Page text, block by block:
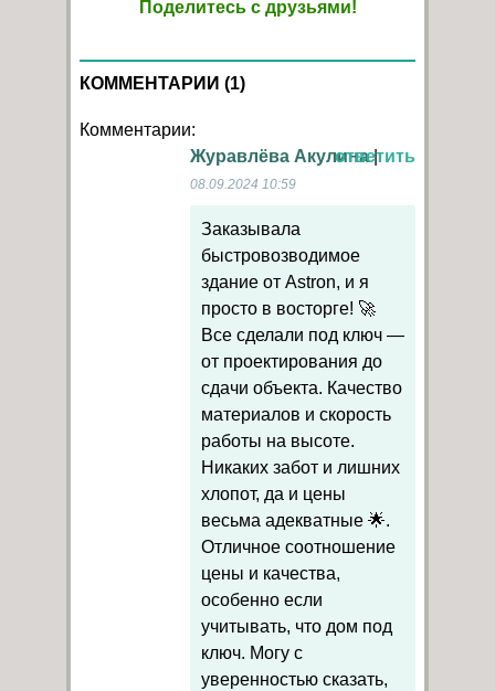
Поделитесь с друзьями!
КОММЕНТАРИИ (1)
Комментарии:
Журавлёва Акулина|
08.09.2024 10:59
ответить
Заказывала
быстровозводимое
здание от Astron, и я
просто в восторге! 🚀
Все сделали под ключ —
от проектирования до
сдачи объекта. Качество
материалов и скорость
работы на высоте.
Никаких забот и лишних
хлопот, да и цены
весьма адекватные 🌟.
Отличное соотношение
цены и качества,
особенно если
учитывать, что дом под
ключ. Могу с
уверенностью сказать,